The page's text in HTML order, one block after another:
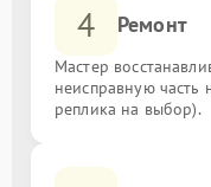
4 Ремонт
Мастер
неисправную часть
реплика на выбор).